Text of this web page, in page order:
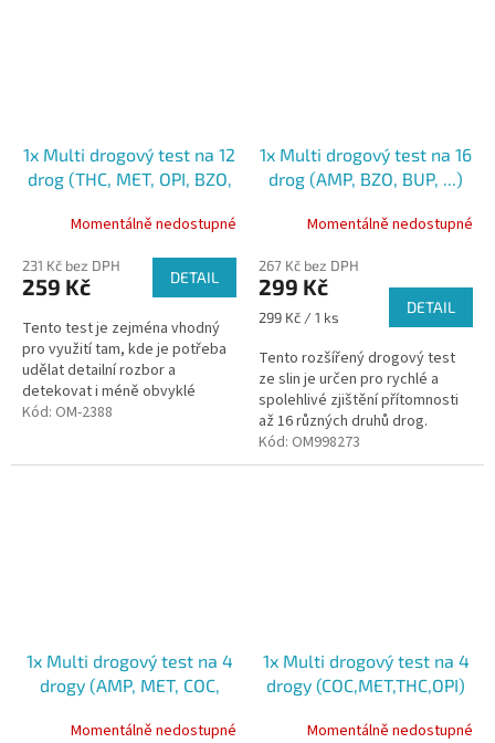
1x Multi drogový test na 12
drog (THC, MET, OPI, BZO,
OXY, BAR, TML) ze slin
Momentálně nedostupné
231 Kč bez DPH
259 Kč DETAIL
Tento test je zejména vhodný
pro využití tam, kde je potřeba
udělat detailní rozbor a
detekovat i méně obvyklé
návykové látky ze slin.
Kód: OM-2388
1x Multi drogový test na 16
drog (AMP, BZO, BUP, ...)
Momentálně nedostupné
267 Kč bez DPH
299 Kč
Měrná
299 Kč / 1 ks
DETAIL
Tento rozšířený drogový test
ze slin je určen pro rychlé a
spolehlivé zjištění přítomnosti
až 16 různých druhů drog.
Testuje přítomnost těchto
látek:amfetamin •
Kód: OM998273
1x Multi drogový test na 4
drogy (AMP, MET, COC,
Momentálně nedostupné
1x Multi drogový test na 4
drogy (COC,MET,THC,OPI)
Momentálně nedostupné